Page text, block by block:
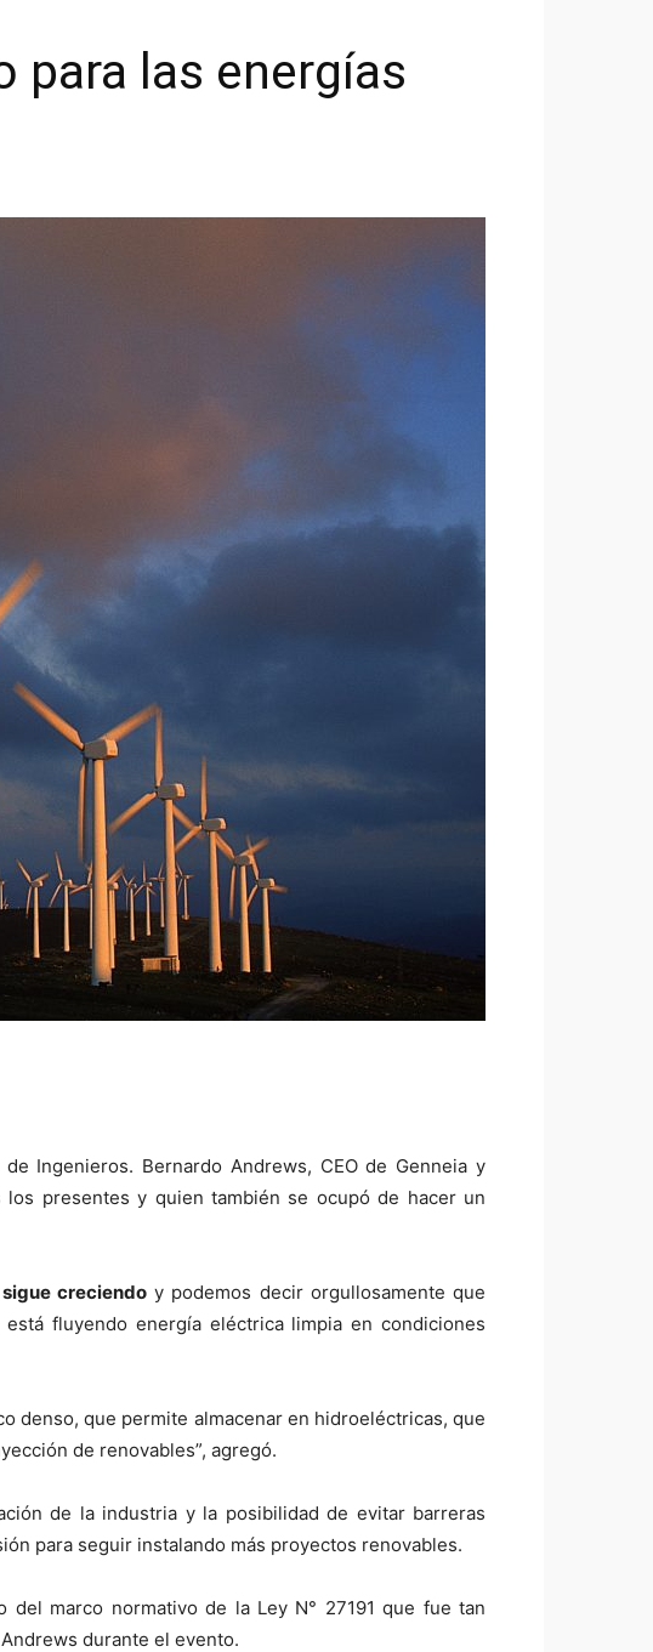
para las energías
Ingenieros. Bernardo Andrews, CEO de Genneia y
presentes y quien también se ocupó de hacer un
sigue creciendo y podemos decir orgullosamente que
fluyendo energía eléctrica limpia en condiciones
denso, que permite almacenar en hidroeléctricas, que
de renovables”, agregó.
de la industria y la posibilidad de evitar barreras
para seguir instalando más proyectos renovables.
marco normativo de la Ley N° 27191 que fue tan
durante el evento.